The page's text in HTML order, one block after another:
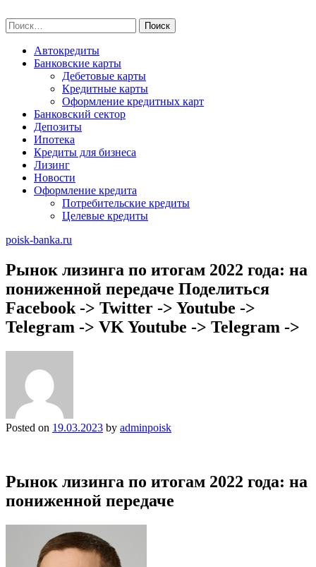
to
content
Найти:
Автокредиты
Банковские карты
Дебетовые карты
Кредитные карты
Оформление кредитных карт
Банковский сектор
Депозиты
Ипотека
Кредиты для бизнеса
Лизинг
Новости
Оформление кредита
Потребительские кредиты
Целевые кредиты
poisk-banka.ru
Рынок лизинга по итогам 2022 года: на
пониженной передаче Поделиться
Facebook -> Twitter -> Youtube ->
Telegram -> VK Youtube -> Telegram ->
Posted on 19.03.2023 by adminpoisk
Рынок лизинга по итогам 2022 года: на
пониженной передаче